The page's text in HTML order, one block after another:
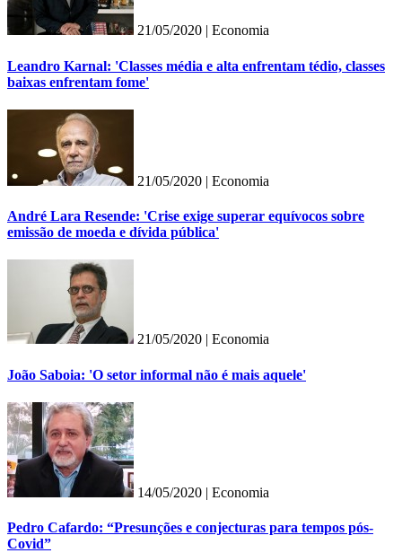
21/05/2020 | Economia
Leandro Karnal: 'Classes média e alta enfrentam tédio, classes
baixas enfrentam fome'
21/05/2020 | Economia
André Lara Resende: 'Crise exige superar equívocos sobre
emissão de moeda e dívida pública'
21/05/2020 | Economia
João Saboia: 'O setor informal não é mais aquele'
14/05/2020 | Economia
Pedro Cafardo: “Presunções e conjecturas para tempos pós-
Covid”